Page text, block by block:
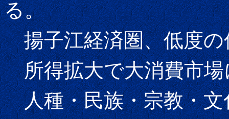
る。
揚子江経済圏、低度の
所得拡大で大消費市場
人種・民族・宗教・文